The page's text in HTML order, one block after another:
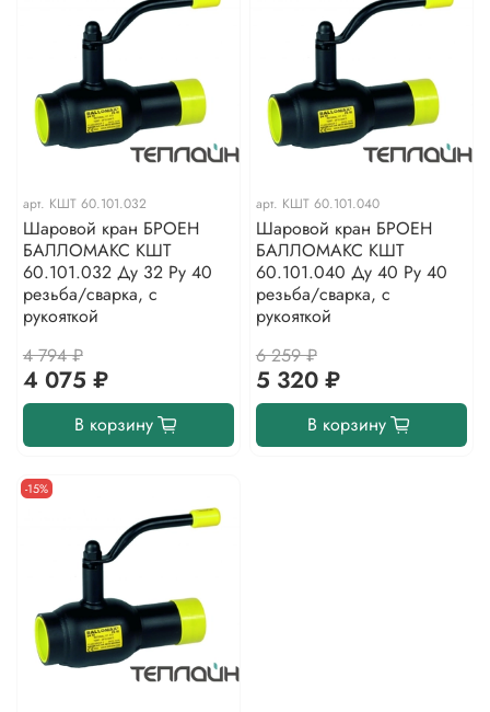
арт. КШТ 60.101.032
Шаровой кран БРОЕН
БАЛЛОМАКС КШТ
60.101.032 Ду 32 Ру 40
резьба/сварка, с
рукояткой
4 794 ₽
4 075 ₽
В корзину
арт. КШТ 60.101.040
Шаровой кран БРОЕН
БАЛЛОМАКС КШТ
60.101.040 Ду 40 Ру 40
резьба/сварка, с
рукояткой
6 259 ₽
5 320 ₽
В корзину
-15%